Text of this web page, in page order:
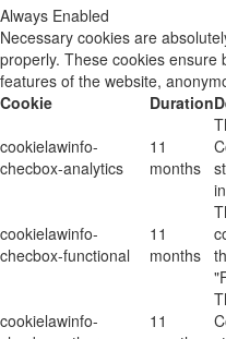
Always Enabled
Necessary cookies are
properly. These cookies ensure
features of the website,
Cookie
Duration
cookielawinfo-
checbox-analytics
11
months
cookielawinfo-
checbox-functional
11
months
cookielawinfo-
11